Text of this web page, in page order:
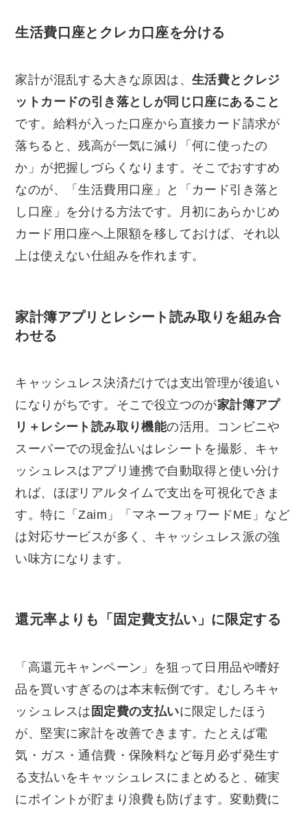
生活費口座とクレカ口座を分ける
家計が混乱する大きな原因は、生活費とクレジ
ットカードの引き落としが同じ口座にあること
です。給料が入った口座から直接カード請求が
落ちると、残高が一気に減り「何に使ったの
か」が把握しづらくなります。そこでおすすめ
なのが、「生活費用口座」と「カード引き落と
し口座」を分ける方法です。月初にあらかじめ
カード用口座へ上限額を移しておけば、それ以
上は使えない仕組みを作れます。
家計簿アプリとレシート読み取りを組み合
わせる
キャッシュレス決済だけでは支出管理が後追い
になりがちです。そこで役立つのが家計簿アプ
リ＋レシート読み取り機能の活用。コンビニや
スーパーでの現金払いはレシートを撮影、キャ
ッシュレスはアプリ連携で自動取得と使い分け
れば、ほぼリアルタイムで支出を可視化できま
す。特に「Zaim」「マネーフォワードME」など
は対応サービスが多く、キャッシュレス派の強
い味方になります。
還元率よりも「固定費支払い」に限定する
「高還元キャンペーン」を狙って日用品や嗜好
品を買いすぎるのは本末転倒です。むしろキャ
ッシュレスは 固定費の支払いに限定したほう
が、堅実に家計を改善できます。たとえば電
気・ガス・通信費・保険料など毎月必ず発生す
る支払いをキャッシュレスにまとめると、確実
にポイントが貯まり浪費も防げます。変動費に